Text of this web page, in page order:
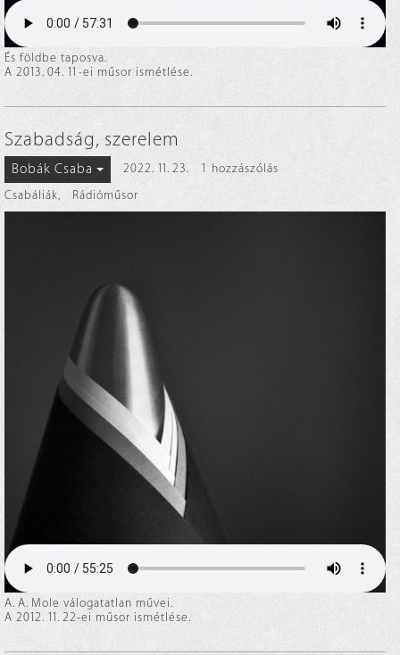
És földbe taposva.
A 2013. 04. 11-ei műsor ismétlése.
Szabadság, szerelem
Bobák Csaba 2022. 11. 23.
1 hozzászólás
Csabáliák, Rádióműsor
A. A. Mole válogatatlan művei.
A 2012. 11. 22-ei műsor ismétlése.